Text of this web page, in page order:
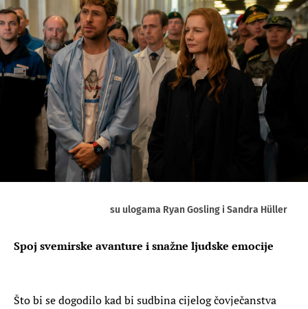
su ulogama Ryan Gosling i Sandra Hüller
Spoj svemirske avanture i snažne ljudske emocije
Što bi se dogodilo kad bi sudbina cijelog čovječanstva